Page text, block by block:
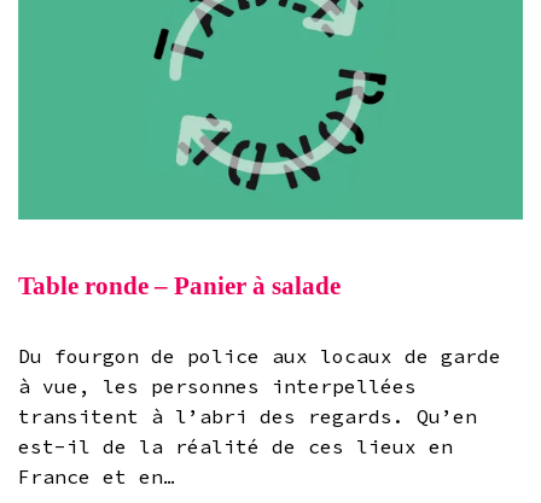
Table ronde – Panier à salade
Du fourgon de police aux locaux de garde
à vue, les personnes interpellées
transitent à l’abri des regards. Qu’en
est-il de la réalité de ces lieux en
France et en…